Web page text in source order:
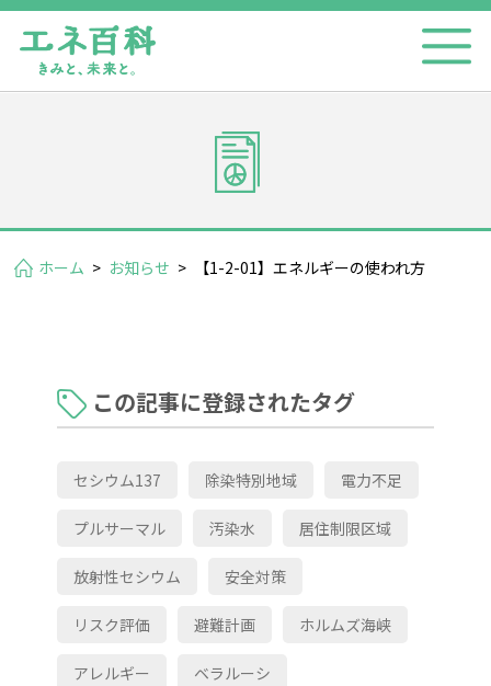
ホーム > お知らせ > 【1-2-01】エネルギーの使われ方
この記事に登録されたタグ
セシウム137 除染特別地域 電力不足
プルサーマル 汚染水 居住制限区域
放射性セシウム 安全対策
リスク評価 避難計画 ホルムズ海峡
アレルギー ベラルーシ